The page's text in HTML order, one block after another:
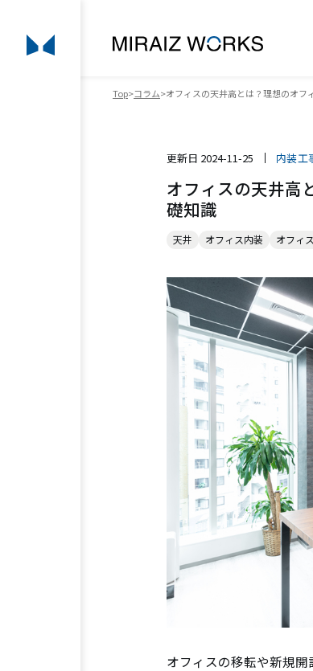
Top コラム オフィスの天井高とは？理想のオ
更新日 2024-11-25 内装工
オフィスの天井高
礎知識
天井 オフィス内装 オフィ
オフィスの移転や新規